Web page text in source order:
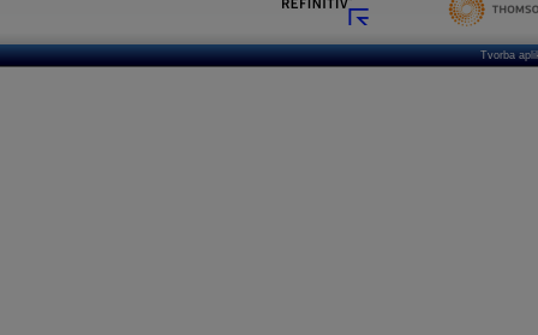
Tvorba